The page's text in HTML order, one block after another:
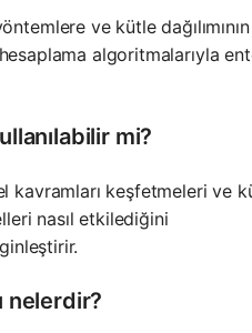
ve kütle dağılımının
algoritmalarıyla
mi?
kavramları keşfetmeleri ve
nasıl etkilediğini
nelerdir?